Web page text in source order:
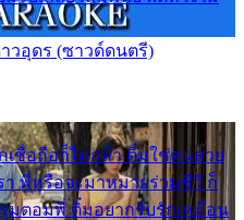
วอุดร (ซาวด์ดนตรี)
เชื่อถือก็ไม่กล้า ติ๋มใช่คนสวย
า พี่หรือจะมาหมายร่วมชีวี ก็
มตอมพี่ ติ๋มอยากรับรักเหมือน